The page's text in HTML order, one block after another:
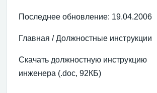
Последнее обновление: 19.04.2006
Главная / Должностные инструкции
Скачать должностную инструкцию
инженера (.doc, 92КБ)